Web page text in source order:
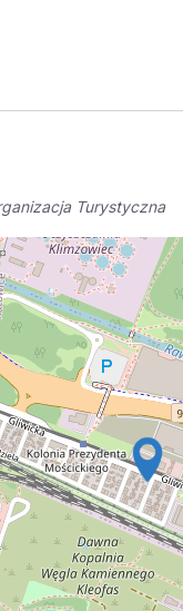
日本
Turystyczna